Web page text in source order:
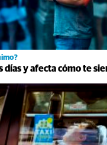
días y afecta cómo te